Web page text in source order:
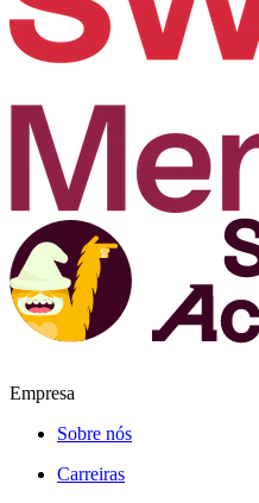
Empresa
Sobre nós
Carreiras